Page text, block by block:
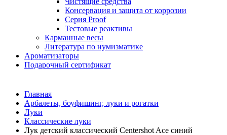
Консервация и защита от коррозии
Серия Proof
Тестовые реактивы
Карманные весы
Литература по нумизматике
Ароматизаторы
Подарочный сертификат
Главная
Арбалеты, боуфишинг, луки и рогатки
Луки
Классические луки
Лук детский классический Centershot Ace синий